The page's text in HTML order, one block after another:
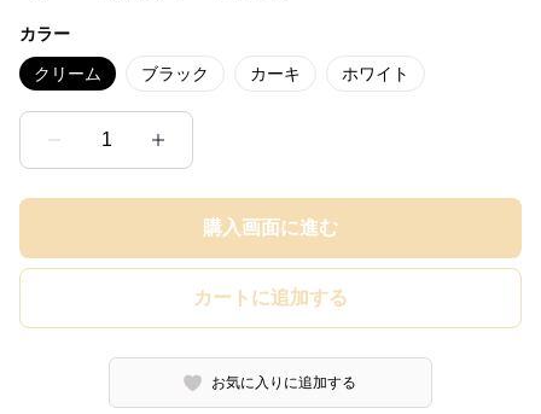
カラー
クリーム ブラック カーキ ホワイト
1
購入画面に進む
カートに追加する
お気に入りに追加する